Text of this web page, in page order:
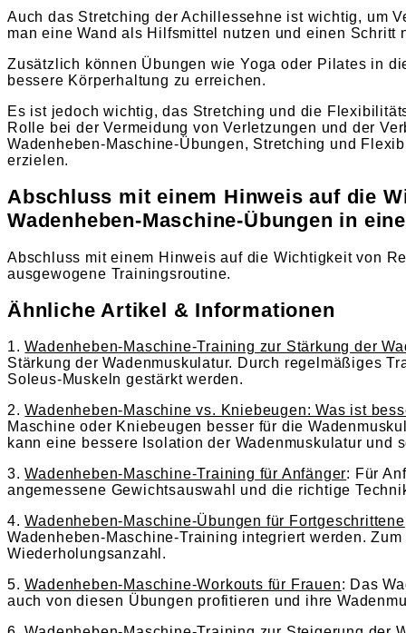
Auch das Stretching der Achillessehne ist wichtig, um
man eine Wand als Hilfsmittel nutzen und einen
Zusätzlich können Übungen wie Yoga oder Pilates in
bessere Körperhaltung zu erreichen.
Es ist jedoch wichtig, das Stretching und die
Rolle bei der Vermeidung von Verletzungen und der
Wadenheben-Maschine-Übungen, Stretching und
erzielen.
Abschluss mit einem Hinweis auf die
Wadenheben-Maschine-Übungen in
Abschluss mit einem Hinweis auf die Wichtigkeit von
ausgewogene Trainingsroutine.
Ähnliche Artikel & Informationen
1.Wadenheben-Maschine-Training zur Stärkung der
Stärkung der Wadenmuskulatur. Durch regelmäßiges
Soleus-Muskeln gestärkt werden.
2.Wadenheben-Maschine vs. Kniebeugen: Was ist
Maschine oder Kniebeugen besser für die
kann eine bessere Isolation der Wadenmuskulatur und
3.Wadenheben-Maschine-Training für Anfänger: Für
angemessene Gewichtsauswahl und die richtige
4.Wadenheben-Maschine-Übungen für Fortgeschrittene
Wadenheben-Maschine-Training integriert werden.
Wiederholungsanzahl.
5.Wadenheben-Maschine-Workouts für Frauen: Das
auch von diesen Übungen profitieren und ihre